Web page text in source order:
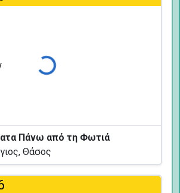
Φόρτωση...
Πάνω από τη Φωτιά
Θάσος